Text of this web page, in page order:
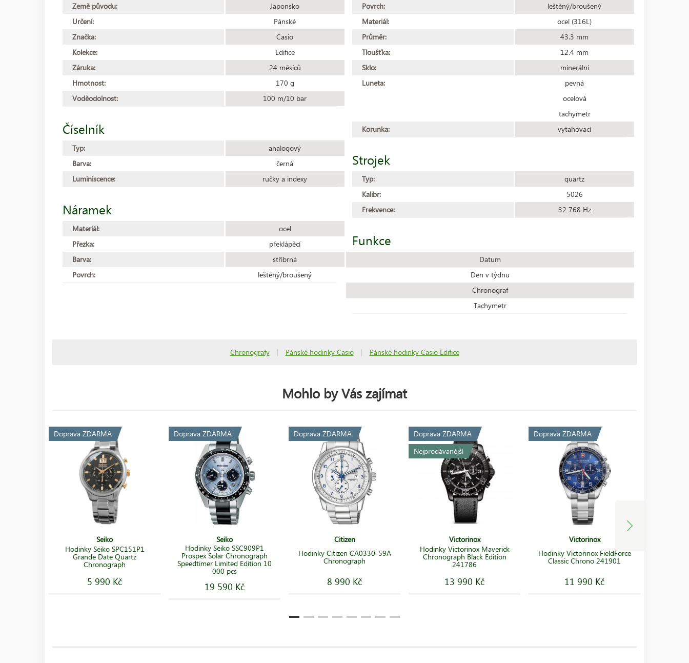
Země původu:
Japonsko
Určení:
Pánské
Značka:
Casio
Kolekce:
Edifice
Záruka:
24 měsíců
Hmotnost:
170 g
Voděodolnost:
100 m/10 bar
Číselník
Typ:
analogový
Barva:
černá
Luminiscence:
ručky a indexy
Náramek
Materiál:
ocel
Přezka:
překlápěcí
Barva:
stříbrná
Povrch:
leštěný/broušený
Povrch:
leštěný/broušený
Materiál:
ocel (316L)
Průměr:
43.3 mm
Tloušťka:
12.4 mm
Sklo:
minerální
Luneta:
pevná
ocelová
tachymetr
Korunka:
vytahovací
Strojek
Typ:
quartz
Kalibr:
5026
Frekvence:
32 768 Hz
Funkce
Datum
Den v týdnu
Chronograf
Tachymetr
Chronografy | Pánské hodinky Casio | Pánské hodinky Casio Edifice
Mohlo by Vás zajímat
Doprava ZDARMA
Seiko
Hodinky Seiko SPC151P1
Grande Date Quartz
Chronograph
5 990 Kč
Doprava ZDARMA
Seiko
Hodinky Seiko SSC909P1
Prospex Solar Chronograph
Speedtimer Limited Edition 10
000 pcs
19 590 Kč
Doprava ZDARMA
Citizen
Hodinky Citizen CA0330-59A
Chronograph
8 990 Kč
Doprava ZDARMA
Nejprodávanější
Victorinox
Hodinky Victorinox Maverick
Chronograph Black Edition
241786
13 990 Kč
Doprava ZDARMA
Victorinox
Hodinky Victorinox FieldForce
Classic Chrono 241901
11 990 Kč